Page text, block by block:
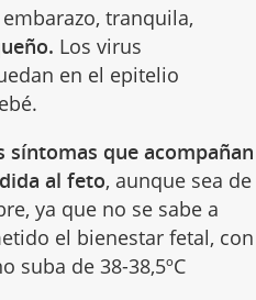
tranquila,
Los virus
en el epitelio
síntomas que acompañan
al feto, aunque sea de
ya que no se sabe a
el bienestar fetal, con
suba de 38-38,5ºC